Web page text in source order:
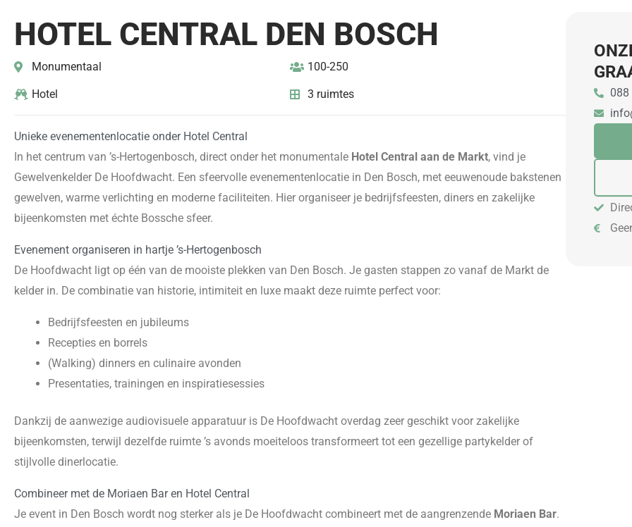
HOTEL CENTRAL DEN BOSCH
Monumentaal
Hotel
100-250
3 ruimtes
Unieke evenementenlocatie onder Hotel Central
In het centrum van ’s-Hertogenbosch, direct onder het monumentale Hotel Central aan de Markt, vind je
Gewelvenkelder De Hoofdwacht. Een sfeervolle evenementenlocatie in Den Bosch, met eeuwenoude bakstenen
gewelven, warme verlichting en moderne faciliteiten. Hier organiseer je bedrijfsfeesten, diners en zakelijke
bijeenkomsten met échte Bossche sfeer.
Evenement organiseren in hartje ’s-Hertogenbosch
De Hoofdwacht ligt op één van de mooiste plekken van Den Bosch. Je gasten stappen zo vanaf de Markt de
kelder in. De combinatie van historie, intimiteit en luxe maakt deze ruimte perfect voor:
Bedrijfsfeesten en jubileums
Recepties en borrels
(Walking) dinners en culinaire avonden
Presentaties, trainingen en inspiratiesessies
Dankzij de aanwezige audiovisuele apparatuur is De Hoofdwacht overdag zeer geschikt voor zakelijke
bijeenkomsten, terwijl dezelfde ruimte ’s avonds moeiteloos transformeert tot een gezellige partykelder of
stijlvolle dinerlocatie.
Combineer met de Moriaen Bar en Hotel Central
Je event in Den Bosch wordt nog sterker als je De Hoofdwacht combineert met de aangrenzende Moriaen Bar.